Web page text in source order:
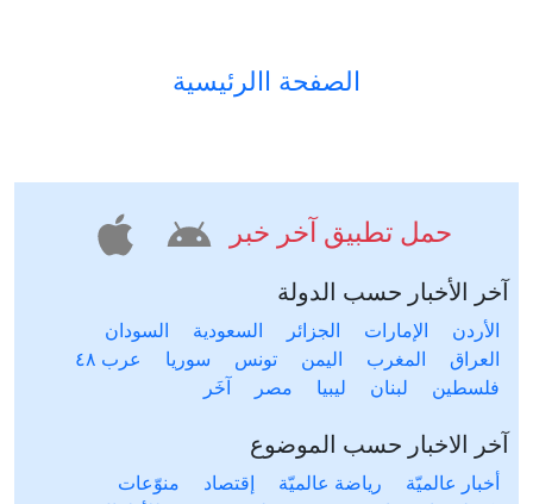
الصفحة االرئيسية
حمل تطبيق آخر خبر
آخر الأخبار حسب الدولة
الأردن الإمارات الجزائر السعودية
السودان
العراق
المغرب اليمن تونس سوريا
عرب ٤٨
فلسطين
لبنان ليبيا مصر آخَر
آخر الاخبار حسب الموضوع
أخبار عالميّة رياضة عالميّة إقتصاد
منوّعات